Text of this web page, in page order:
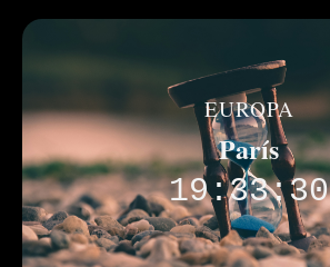
EUROPA
París
19:33:30